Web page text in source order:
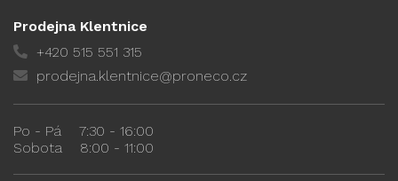
Prodejna Klentnice
+420 515 551 315
prodejna.klentnice@proneco.cz
Po - Pá
7:30 - 16:00
Sobota
8:00 - 11:00